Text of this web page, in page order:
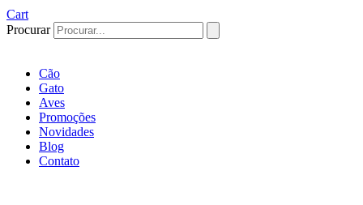
Cart
Procurar
Cão
Gato
Aves
Promoções
Novidades
Blog
Contato